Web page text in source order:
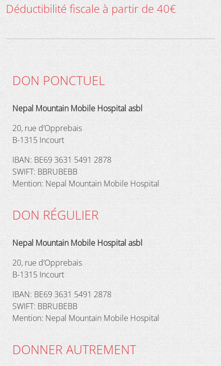
Déductibilité fiscale à partir de 40€
DON PONCTUEL
Nepal Mountain Mobile Hospital asbl
20, rue d’Opprebais
B-1315 Incourt
IBAN: BE69 3631 5491 2878
SWIFT: BBRUBEBB
Mention: Nepal Mountain Mobile Hospital
DON RÉGULIER
Nepal Mountain Mobile Hospital asbl
20, rue d’Opprebais
B-1315 Incourt
IBAN: BE69 3631 5491 2878
SWIFT: BBRUBEBB
Mention: Nepal Mountain Mobile Hospital
DONNER AUTREMENT